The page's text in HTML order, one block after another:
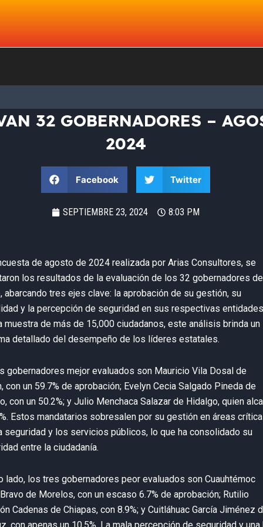
32 GOBERNADORES –
2024
Facebook Twitter
SEPTIEMBRE 23, 2024 8:03 PM
de agosto de 2024 realizada por Arias Consultores, se
los resultados de la evaluación de los 32 gobernadores de
abarcando tres ejes clave: la aprobación de su gestión, su
y la percepción de seguridad en sus respectivas
muestra de más de 15,000 ciudadanos, este análisis brinda un
detallado del desempeño de los líderes estatales.
gobernadores mejor evaluados son Mauricio Vila Dosal de
con un 59.7% de aprobación; Evelyn Cecia Salgado Pineda de
con un 50.2%; y Julio Menchaca Salazar de Hidalgo, quien
Estos mandatarios sobresalen por su gestión en áreas
seguridad y los servicios públicos, lo que ha consolidado su
entre la ciudadanía.
lado, los tres gobernadores peor evaluados son Cuauhtémoc
de Morelos, con un escaso 6.7% de aprobación; Rutilio
Cadenas de Chiapas, con 8.9%; y Cuitláhuac García Jiménez